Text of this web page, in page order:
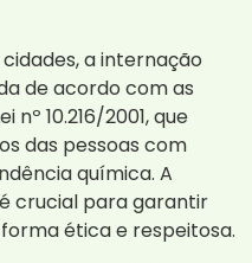
a internação
de acordo com as
nº 10.216/2001, que
das pessoas com
química. A
crucial para garantir
ética e respeitosa.